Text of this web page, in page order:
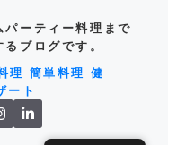
ーティー料理まで
ブログです。
理 簡単料理 健
ート